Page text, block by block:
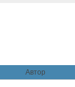
Автор